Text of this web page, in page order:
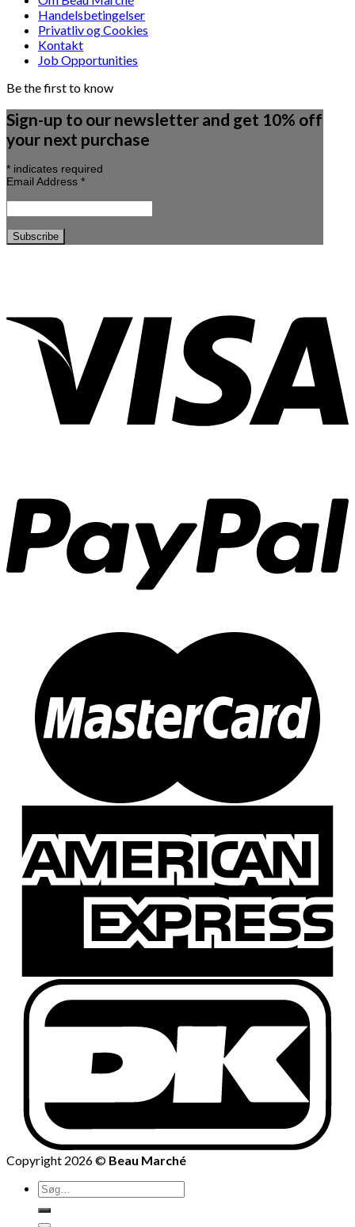
Handelsbetingelser
Privatliv og Cookies
Kontakt
Job Opportunities
Be the first to know
Sign-up to our newsletter and get 10% off
your next purchase
* indicates required
Email Address *
Copyright 2026 © Beau Marché
Søg
efter: